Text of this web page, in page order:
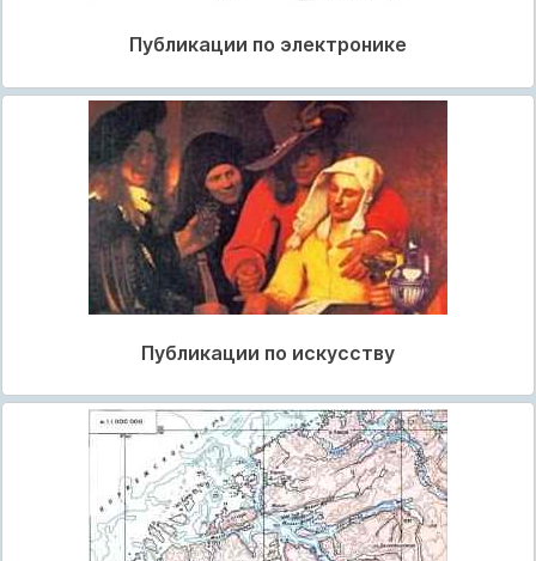
Публикации по электронике
Публикации по искусству